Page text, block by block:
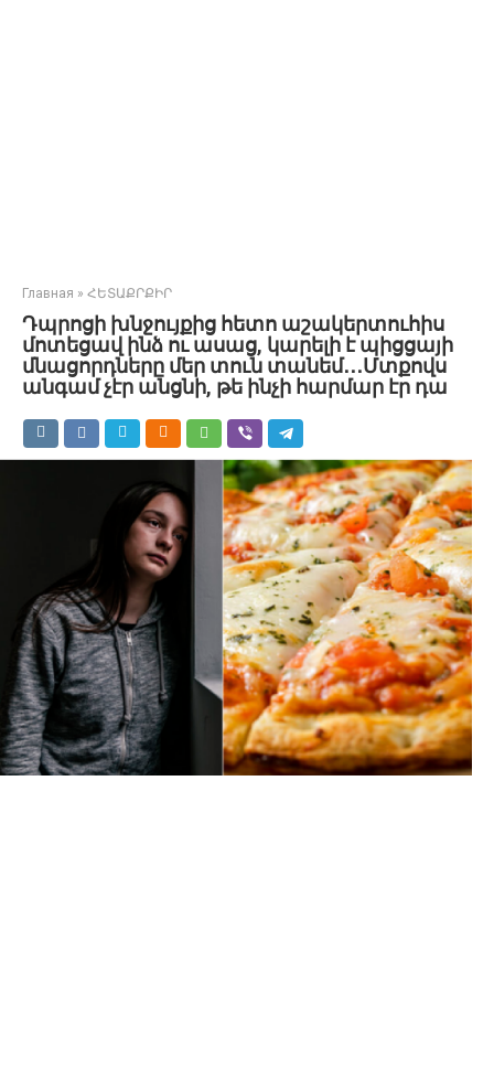
Главная » ՀԵՏԱՔՐՔԻՐ
Դպրոցի խնջույքից հետո աշակերտուհիս
մոտեցավ ինձ ու ասաց, կարելի է պիցցայի
մնացորդները մեր տուն տանեմ․․․Մտքովս
անգամ չէր անցնի, թե ինչի հարմար էր դա